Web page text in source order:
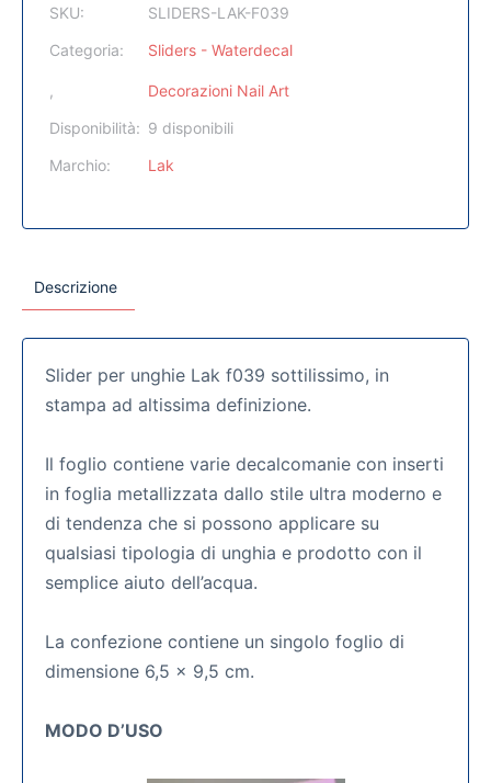
SKU:
SLIDERS-LAK-F039
Categoria:
Sliders - Waterdecal
,
Decorazioni Nail Art
Disponibilità: 9 disponibili
Marchio:
Lak
Descrizione
Slider per unghie Lak f039 sottilissimo, in
stampa ad altissima definizione.
Il foglio contiene varie decalcomanie con inserti
in foglia metallizzata dallo stile ultra moderno e
di tendenza che si possono applicare su
qualsiasi tipologia di unghia e prodotto con il
semplice aiuto dell’acqua.
La confezione contiene un singolo foglio di
dimensione 6,5 x 9,5 cm.
MODO D’USO